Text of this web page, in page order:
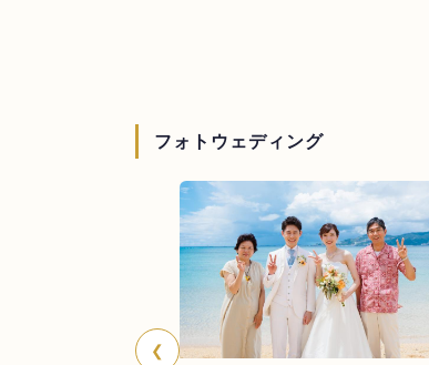
フォトウェディング
❮